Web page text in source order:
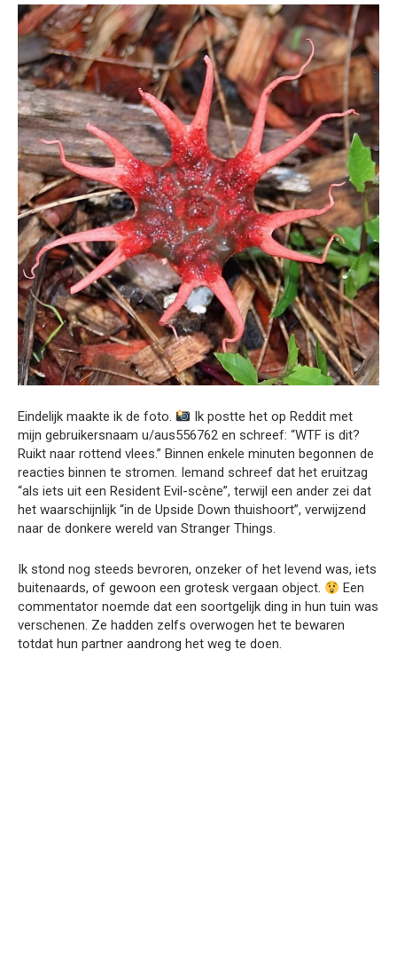
Eindelijk maakte ik de foto.
Ik postte het op Reddit met
mijn gebruikersnaam u/aus556762 en schreef: “WTF is dit?
Ruikt naar rottend vlees.” Binnen enkele minuten begonnen de
reacties binnen te stromen. Iemand schreef dat het eruitzag
“als iets uit een Resident Evil-scène”, terwijl een ander zei dat
het waarschijnlijk “in de Upside Down thuishoort”, verwijzend
naar de donkere wereld van Stranger Things.
Ik stond nog steeds bevroren, onzeker of het levend was, iets
buitenaards, of gewoon een grotesk vergaan object.
Een
commentator noemde dat een soortgelijk ding in hun tuin was
verschenen. Ze hadden zelfs overwogen het te bewaren
totdat hun partner aandrong het weg te doen.